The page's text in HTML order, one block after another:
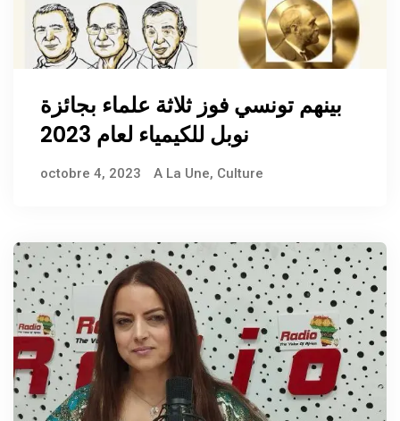
بينهم تونسي فوز ثلاثة علماء بجائزة
نوبل للكيمياء لعام 2023
octobre 4, 2023 A La Une, Culture